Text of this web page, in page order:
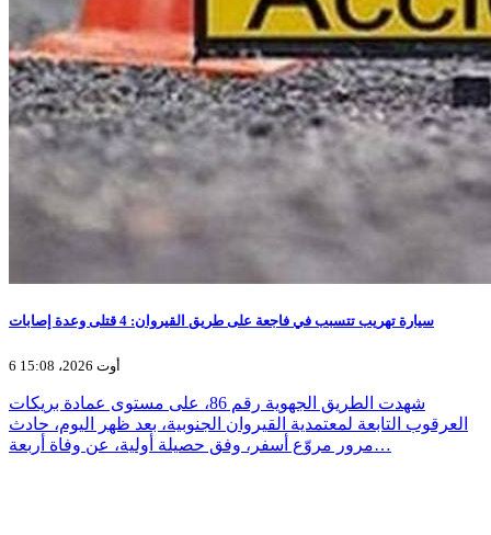
سيارة تهريب تتسبب في فاجعة على طريق القيروان: 4 قتلى وعدة إصابات
6 أوت 2026، 15:08
شهدت الطريق الجهوية رقم 86، على مستوى عمادة بريكات
العرقوب التابعة لمعتمدية القيروان الجنوبية، بعد ظهر اليوم، حادث
مرور مروّع أسفر، وفق حصيلة أولية، عن وفاة أربعة…